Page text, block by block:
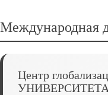
Международная
Центр